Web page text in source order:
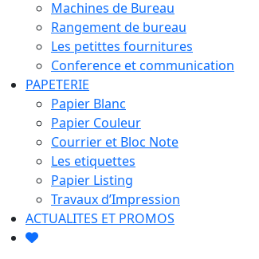
Machines de Bureau
Rangement de bureau
Les petittes fournitures
Conference et communication
PAPETERIE
Papier Blanc
Papier Couleur
Courrier et Bloc Note
Les etiquettes
Papier Listing
Travaux d’Impression
ACTUALITES ET PROMOS